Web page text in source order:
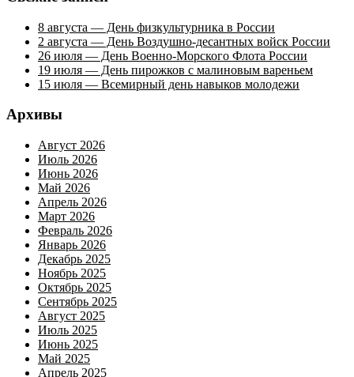
8 августа — День физкультурника в России
2 августа — День Воздушно-десантных войск России
26 июля — День Военно-Морского Флота России
19 июля — День пирожков с малиновым вареньем
15 июля — Всемирный день навыков молодежи
Архивы
Август 2026
Июль 2026
Июнь 2026
Май 2026
Апрель 2026
Март 2026
Февраль 2026
Январь 2026
Декабрь 2025
Ноябрь 2025
Октябрь 2025
Сентябрь 2025
Август 2025
Июль 2025
Июнь 2025
Май 2025
Апрель 2025